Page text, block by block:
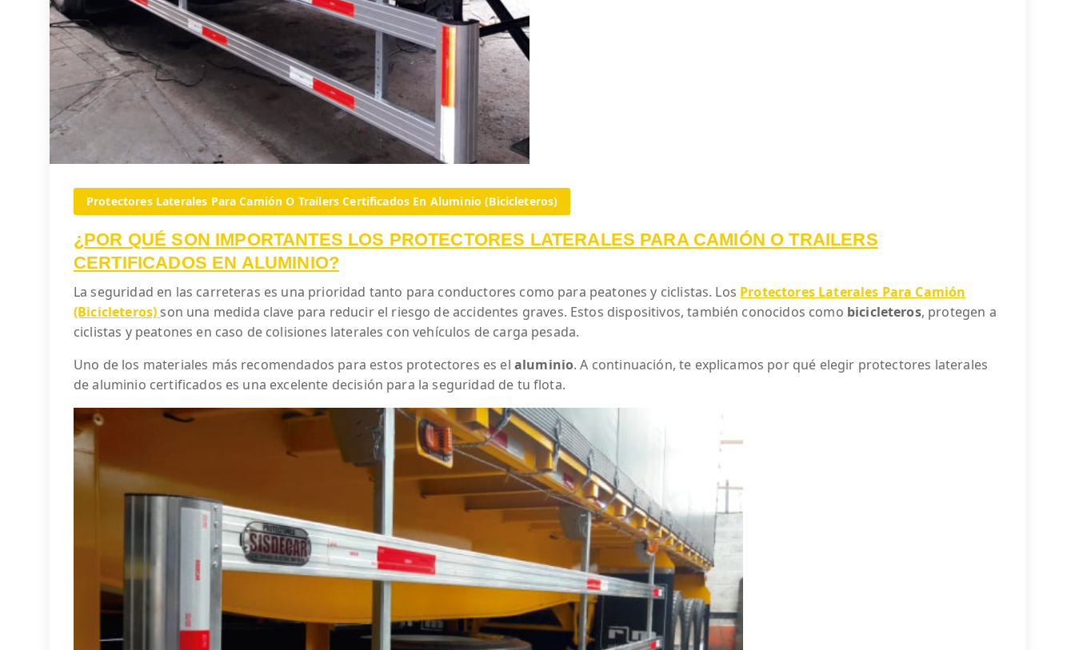
Protectores Laterales Para Camión O Trailers Certificados En Aluminio (Bicicleteros)
¿POR QUÉ SON IMPORTANTES LOS PROTECTORES LATERALES PARA CAMIÓN O TRAILERS
CERTIFICADOS EN ALUMINIO?
La seguridad en las carreteras es una prioridad tanto para conductores como para peatones y ciclistas. Los Protectores Laterales Para Camión
(Bicicleteros) son una medida clave para reducir el riesgo de accidentes graves. Estos dispositivos, también conocidos como bicicleteros, protegen a
ciclistas y peatones en caso de colisiones laterales con vehículos de carga pesada.
Uno de los materiales más recomendados para estos protectores es el aluminio. A continuación, te explicamos por qué elegir protectores laterales
de aluminio certificados es una excelente decisión para la seguridad de tu flota.